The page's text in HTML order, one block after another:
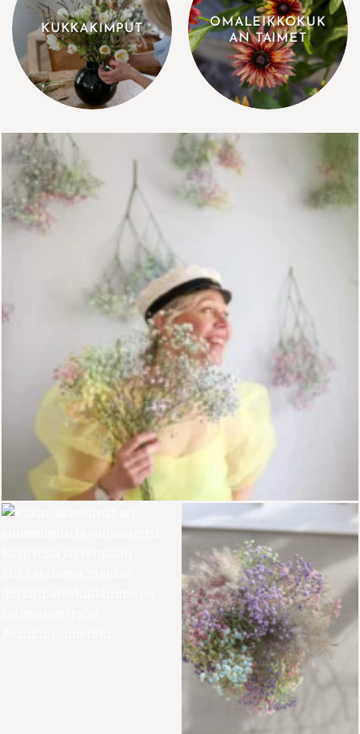
sivulla.
KUKKAKIMPUT
OMALEIKKOKUK
AN TAIMET